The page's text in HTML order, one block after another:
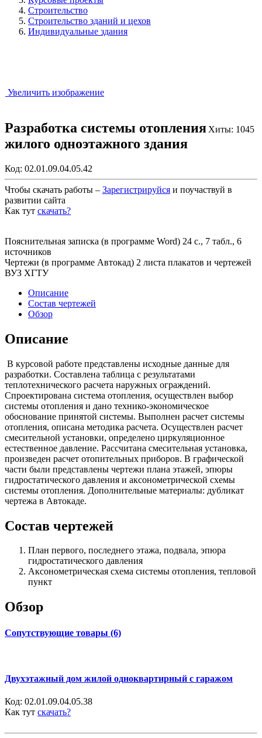
Строительство
Строительство зданий и цехов
Индивидуальные здания
Увеличить изображение
Хиты: 1045
Разработка системы отопления
жилого одноэтажного здания
Код: 02.01.09.04.05.42
Чтобы скачать работы – Зарегистрируйся и поучаствуй в
развитии сайта
Как тут скачать?
Пояснительная записка (в программе Word) 24 с., 7 табл., 6
источников
Чертежи (в программе Автокад) 2 листа плакатов и чертежей
ВУЗ ХГТУ
Описание
Состав чертежей
Обзор
Описание
В курсовой работе представлены исходные данные для
разработки. Составлена таблица с результатами
теплотехнического расчета наружных ограждений.
Спроектирована система отопления, осуществлен выбор
системы отопления и дано технико-экономическое
обоснование принятой системы. Выполнен расчет системы
отопления, описана методика расчета. Осуществлен расчет
смесительной установки, определено циркуляционное
естественное давление. Рассчитана смесительная установка,
произведен расчет отопительных приборов. В графической
части были представлены чертежи плана этажей, эпюры
гидростатического давления и аксонометрической схемы
системы отопления. Дополнительные материалы: дубликат
чертежа в Автокаде.
Состав чертежей
План первого, последнего этажа, подвала, эпюра
гидростатического давления
Аксонометрическая схема системы отопления, тепловой
пункт
Обзор
Сопутствующие товары (6)
Двухэтажный дом жилой одноквартирный с гаражом
Код: 02.01.09.04.05.38
Как тут скачать?